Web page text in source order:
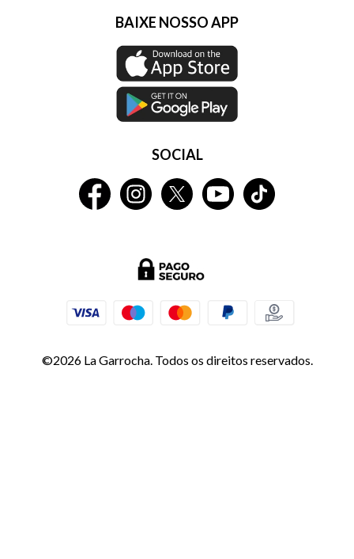
BAIXE NOSSO APP
SOCIAL
©2026 La Garrocha. Todos os direitos reservados.